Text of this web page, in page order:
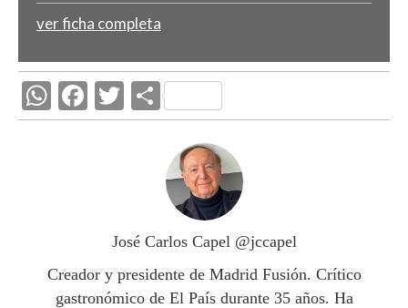
ver ficha completa
W
h
p
F
ac
k
T
w
C
o
m
p
ar
ti
r
José Carlos Capel @jccapel
Creador y presidente de Madrid Fusión. Crítico
gastronómico de El País durante 35 años. Ha